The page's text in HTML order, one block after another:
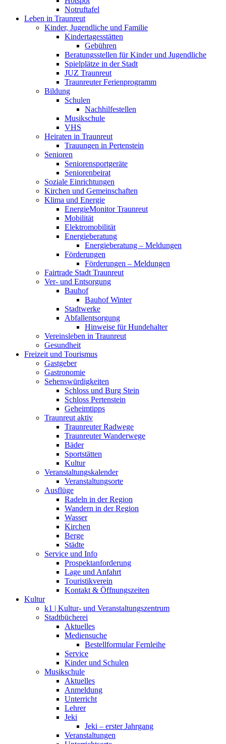
Notruftafel
Leben in Traunreut
Kinder, Jugendliche und Familie
Kindertagesstätten
Gebühren
Beratungsstellen für Kinder und Jugendliche
Spielplätze in der Stadt
JUZ Traunreut
Traunreuter Ferienprogramm
Bildung
Schulen
Nachhilfestellen
Musikschule
VHS
Heiraten in Traunreut
Trauungen in Pertenstein
Senioren
Seniorensportgeräte
Seniorenbeirat
Soziale Einrichtungen
Kirchen und Gemeinschaften
Klima und Energie
EnergieMonitor Traunreut
Mobilität
Elektromobilität
Energieberatung
Energieberatung – Meldungen
Förderungen
Förderungen – Meldungen
Fairtrade Stadt Traunreut
Ver- und Entsorgung
Bauhof
Bauhof Winter
Stadtwerke
Abfallentsorgung
Hinweise für Hundehalter
Vereinsleben in Traunreut
Gesundheit
Freizeit und Tourismus
Gastgeber
Gastronomie
Sehenswürdigkeiten
Schloss und Burg Stein
Schloss Pertenstein
Geheimtipps
Traunreut aktiv
Traunreuter Radwege
Traunreuter Wanderwege
Bäder
Sportstätten
Kultur
Veranstaltungskalender
Veranstaltungsorte
Ausflüge
Radeln in der Region
Wandern in der Region
Wasser
Kirchen
Berge
Städte
Service und Info
Prospektanforderung
Lage und Anfahrt
Touristikverein
Kontakt & Öffnungszeiten
Kultur
k1 | Kultur- und Veranstaltungszentrum
Stadtbücherei
Aktuelles
Mediensuche
Bestellformular Fernleihe
Service
Kinder und Schulen
Musikschule
Aktuelles
Anmeldung
Unterricht
Lehrer
Jeki
Jeki – erster Jahrgang
Veranstaltungen